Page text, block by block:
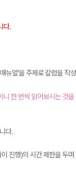
다.
뉴얼'을 주제로 칼럼을 작
한 번씩 읽어보시는 것
다.
진행)의 시간 제한을 두